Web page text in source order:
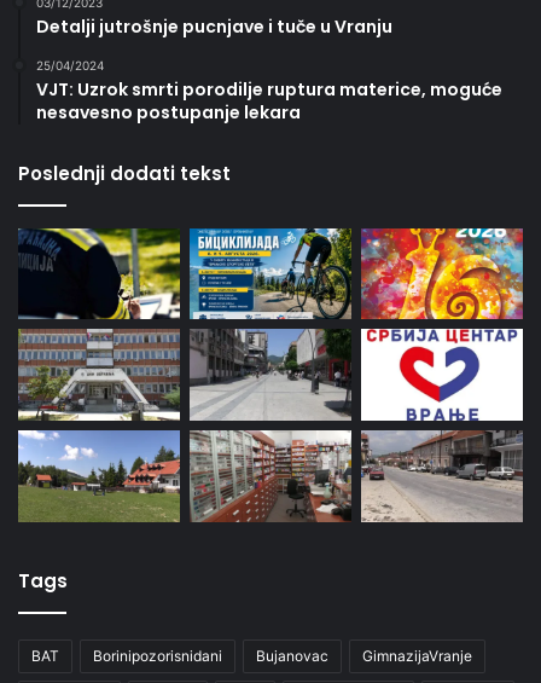
Detalji jutrošnje pucnjave i tuče u Vranju
25/04/2024
VJT: Uzrok smrti porodilje ruptura materice, moguće
nesavesno postupanje lekara
Poslednji dodati tekst
Tags
BAT Borinipozorisnidani Bujanovac GimnazijaVranje